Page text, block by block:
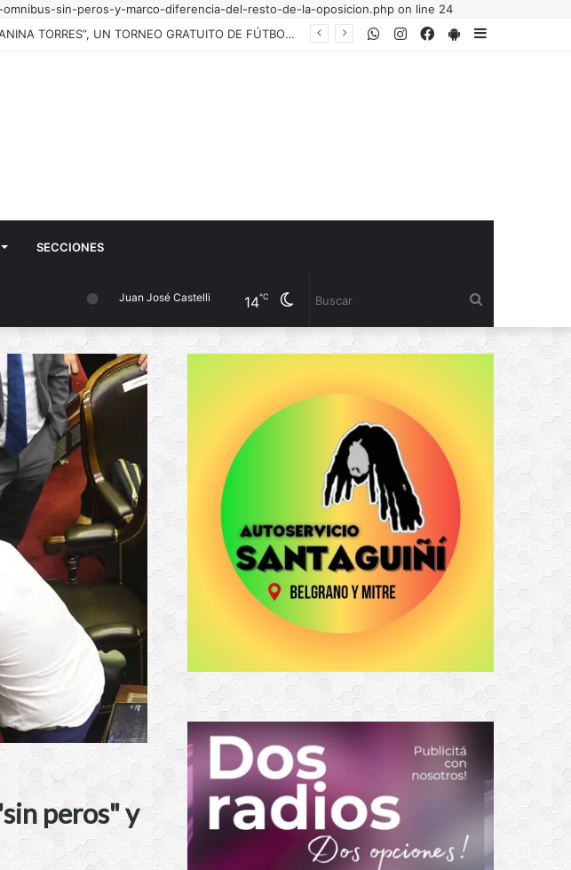
sin-peros-y-marco-diferencia-del-resto-de-la-oposicion.php on line 24
EL INSTITUTO DEL DEPORTE PRESENTÓ LA COPA “YANINA TORRES”, UN TORNEO GRATUITO DE FÚTBOL 5 FEMENINO PARA JUGADORAS AMATEURS PlayStore
Facebook
Instagram
WhatsApp
SECCIONES
Cambiar
modo
Juan José Castelli 14℃
peros" y